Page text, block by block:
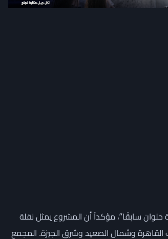
سابقًا”، مؤكداً أن المشروع يمثل نقلة
أكثر من 8 ملايين مواطن في جنوب القاهرة وشمال الصعيد وشرق الجيزة. المجمع